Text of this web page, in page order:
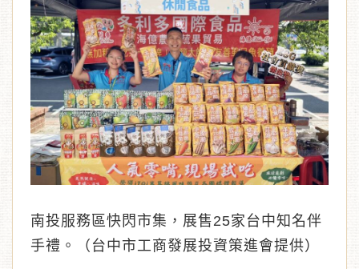
南投服務區快閃市集，展售25家台中知名伴
手禮。（台中市工商發展投資策進會提供）